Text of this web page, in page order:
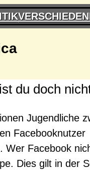
du doch
Jugendliche
Wer Facebook
Dies gilt in der